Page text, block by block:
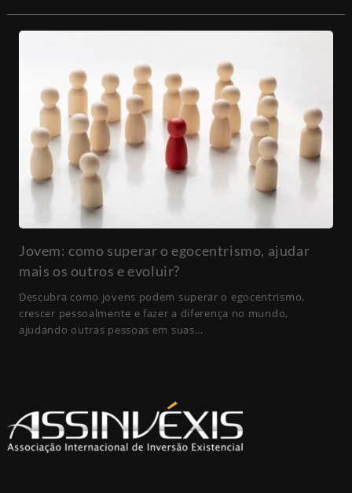
Jovem: como superar o egocentrismo, ajudar
mais os outros e evoluir?
Descubra como jovens podem superar o egocentrismo,
crescer pessoalmente e fazer a diferença no mundo,
ajudando outras pessoas em suas…